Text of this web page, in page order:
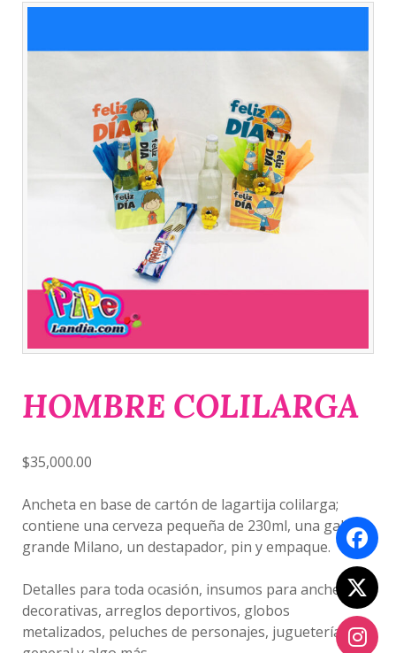
HOMBRE COLILARGA
$35,000.00
Ancheta en base de cartón de lagartija colilarga;
contiene una cerveza pequeña de 230ml, una galleta
grande Milano, un destapador, pin y empaque.
Detalles para toda ocasión, insumos para anchetas
decorativas, arreglos deportivos, globos
metalizados, peluches de personajes, juguetería